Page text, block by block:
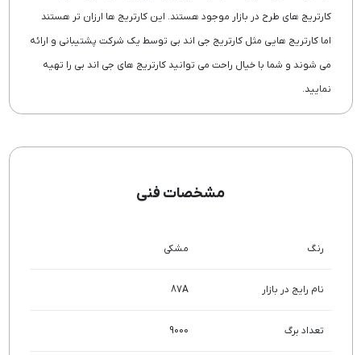
کارتریج های طرح در بازار موجود هستند. این کارتریج ها ارزان تر هستند
اما کارتریج هایی مثل کارتریج جی اند بی توسط یک شرکت پشتیبانی و ارائه
می شوند و شما با خیال راحت می توانید کارتریج های جی اند بی را تهیه
نمایید.
مشخصات فنی
رنگ مشکی
نام رایج در بازار 87A
تعداد برگ 9000